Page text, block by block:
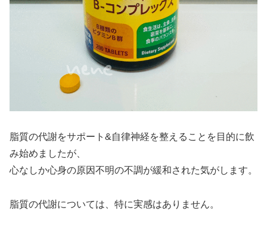
脂質の代謝をサポート&自律神経を整えることを目的に飲
み始めましたが、
心なしか心身の原因不明の不調が緩和された気がします。
脂質の代謝については、特に実感はありません。